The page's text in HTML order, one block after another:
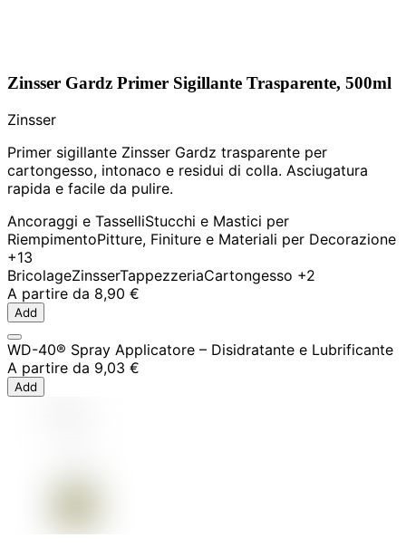
Zinsser Gardz Primer Sigillante Trasparente, 500ml
Zinsser
Primer sigillante Zinsser Gardz trasparente per
cartongesso, intonaco e residui di colla. Asciugatura
rapida e facile da pulire.
Ancoraggi e TasselliStucchi e Mastici per
RiempimentoPitture, Finiture e Materiali per Decorazione
+13
BricolageZinsserTappezzeriaCartongesso +2
A partire da 8,90 €
Add
WD-40® Spray Applicatore – Disidratante e Lubrificante
A partire da 9,03 €
Add